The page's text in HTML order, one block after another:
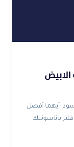
أيهما أفضل
باناسونيك